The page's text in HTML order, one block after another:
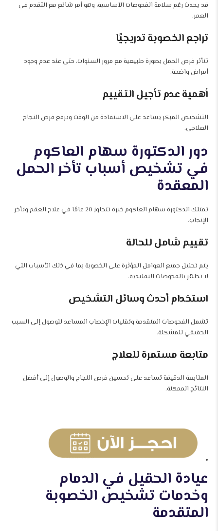
قد يحدث رغم سلامة الفحوصات الأساسية، وهو أمر شائع مع التقدم في
العمر.
تراجع الخصوبة تدريجيًا
تتأثر فرص الحمل بصورة طبيعية مع مرور السنوات، حتى عند عدم وجود
أمراض واضحة.
أهمية عدم تأجيل التقييم
التشخيص المبكر يساعد على الاستفادة من الوقت ويرفع فرص النجاح
العلاجي.
دور الدكتورة سهام العاكوم
في تشخيص أسباب تأخر الحمل
المعقدة
تمتلك الدكتورة سهام العاكوم خبرة تتجاوز 20 عامًا في علاج العقم وتأخر
الإنجاب.
تقييم شامل للحالة
يتم تحليل جميع العوامل المؤثرة على الخصوبة بما في ذلك الأسباب التي
لا تظهر بالفحوصات التقليدية.
استخدام أحدث وسائل التشخيص
تشمل الفحوصات المتقدمة وتقنيات الإخصاب المساعد للوصول إلى السبب
الحقيقي للمشكلة.
متابعة مستمرة للعلاج
المتابعة الدقيقة تساعد على تحسين فرص النجاح والوصول إلى أفضل
النتائج الممكنة.
عيادة الحقيل في الدمام
وخدمات تشخيص الخصوبة
المتقدمة